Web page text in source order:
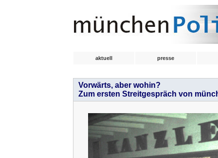
aktuell presse
Vorwärts, aber wohin?
Zum ersten Streitgespräch von